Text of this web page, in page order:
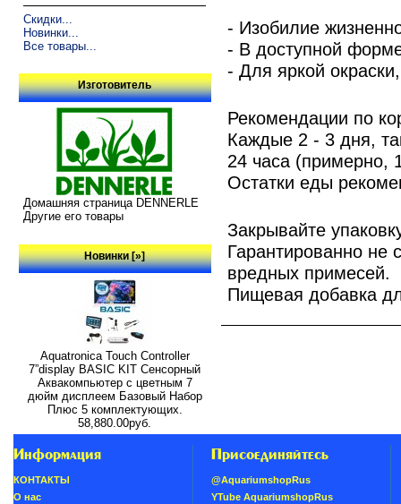
Скидки...
Новинки...
Все товары...
Изготовитель
Домашняя страница DENNERLE
Другие его товары
Новинки [»]
Aquatronica Touch Controller
7”display BASIC KIT Сенсорный
Аквакомпьютер с цветным 7
дюйм дисплеем Базовый Набор
Плюс 5 комплектующих.
58,880.00руб.
- Изобилие
- В доступной
- Для яркой
Рекомендации по
Каждые 2 - 3 дня,
24 часа (примерно,
Остатки еды
Закрывайте
Гарантированно не
вредных примесей.
Пищевая добавка
Информация
КОНТАКТЫ
О нас
Присоединяйтесь
@AquariumshopRus
YTube AquariumshopRus